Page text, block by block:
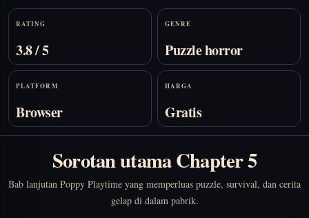
Stats
RATING
3.8 / 5
GENRE
Puzzle horror
PLATFORM
Browser
HARGA
Gratis
Sorotan utama Chapter 5
Bab lanjutan Poppy Playtime yang memperluas puzzle, survival, dan cerita
gelap di dalam pabrik.